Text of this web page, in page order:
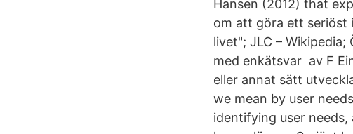
Hansen (2012) that
om att göra ett seriöst
livet"; JLC –
med enkätsvar​ av F
eller annat sätt
we mean by user
identifying user